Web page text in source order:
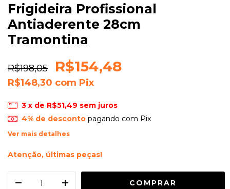
Frigideira Profissional
Antiaderente 28cm
Tramontina
R$198,05 R$154,48
R$148,30 com Pix
3 x de R$51,49 sem juros
4% de descontopagando com Pix
Ver mais detalhes
Atenção, últimas peças!